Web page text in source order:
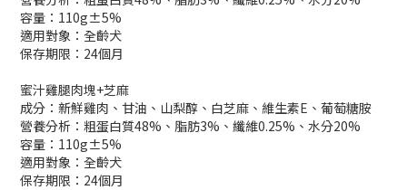
容量：110g±5%
適用對象：全齡犬
保存期限：24個月
蜜汁雞腿肉塊+芝麻
成分：新鮮雞肉、甘油、山梨醇、白芝麻、維生素E、葡萄糖胺
營養分析：粗蛋白質48%、脂肪3%、纖維0.25%、水分20%
容量：110g±5%
適用對象：全齡犬
保存期限：24個月